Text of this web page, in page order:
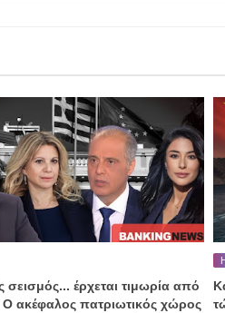
σεισμός... έρχεται τιμωρία από
Ο ακέφαλος πατριωτικός χώρος